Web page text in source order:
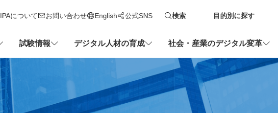
IPAについて
お問い合わせ English
新しいタブで開きます
公式SNS 検索 目的別に探す
試験情報 デジタル人材の育成 社会・産業のデジタル変革